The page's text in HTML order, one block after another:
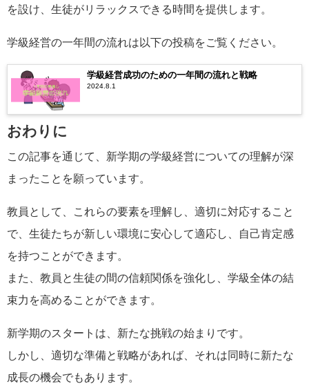
を設け、生徒がリラックスできる時間を提供します。
学級経営の一年間の流れは以下の投稿をご覧ください。
学級経営成功のための一年間の流れと戦略
2024.8.1
おわりに
この記事を通じて、新学期の学級経営についての理解が深
まったことを願っています。
教員として、これらの要素を理解し、適切に対応すること
で、生徒たちが新しい環境に安心して適応し、自己肯定感
を持つことができます。
また、教員と生徒の間の信頼関係を強化し、学級全体の結
束力を高めることができます。
新学期のスタートは、新たな挑戦の始まりです。
しかし、適切な準備と戦略があれば、それは同時に新たな
成長の機会でもあります。